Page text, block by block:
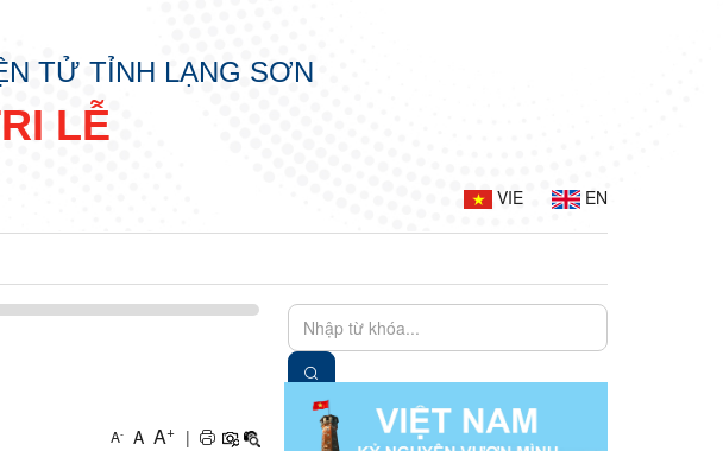
TỬ TỈNH LẠNG SƠN
LỄ
VIE EN
A- A A+ |